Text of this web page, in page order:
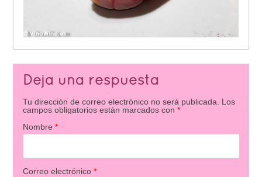
Deja una respuesta
Tu dirección de correo electrónico no será publicada.
Los
campos obligatorios están marcados con *
Nombre *
Correo electrónico *